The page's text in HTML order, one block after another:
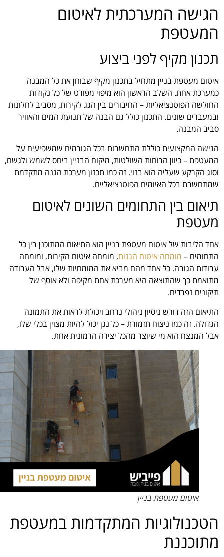
הגישה המערכתית לאיטום
המעטפת
תכנון מקיף לפני ביצוע
איטום מעטפת בניין מתחיל בתכנון מקיף שבוחן את כל המבנה
כמערכת אחת. השלב הראשון הוא מיפוי מפורט של כל נקודות
החולשה הפוטנציאליות – החיבורים בין הגג לקירות, מסביב לחלונות
ובמעברים שונים. התכנון כולל גם הבנה של תנועת המים והאוויר
סביב המבנה.
הגישה המקצועית כוללת התחשבות בכל הגורמים שמשפיעים על
המעטפת – כיוון הרוחות השולטות, מיקום הבניין ביחס לשמש ולגשם,
וסוג הקרקע שעליה הוא בנוי. זה כמו תכנון מערכת הגנה מתקדמת
שמתחשבת בכל האיומים הפוטנציאליים.
תיאום בין התחומים השונים לאיטום
מעטפת
אחד הליבות של איטום מעטפת בניין הוא התיאום המתוכנן בין כל
התחומים – מומחה איטום הגגות, מומחה איטום הקירות, ומומחה
עבודות הגובה. כל אחד מהם מביא את המומחיות שלו, אבל העבודה
מתואמת כך שהתוצאה היא מערכת אחת מקיפה ולא אוסף של
תיקונים נפרדים.
התיאום הזה דורש ניסיון ניהולי נרחב ויכולת לראות את התמונה
הגדולה. זה כמו ניצוח תזמורת – כל נגן יכול להיות מצוין בכלי שלו,
אבל המנצח הוא מי שיוצר מהכל יצירה הרמונית אחת.
איטום מעטפת בניין
הטכנולוגיות המתקדמות במעטפת
מתוכננת